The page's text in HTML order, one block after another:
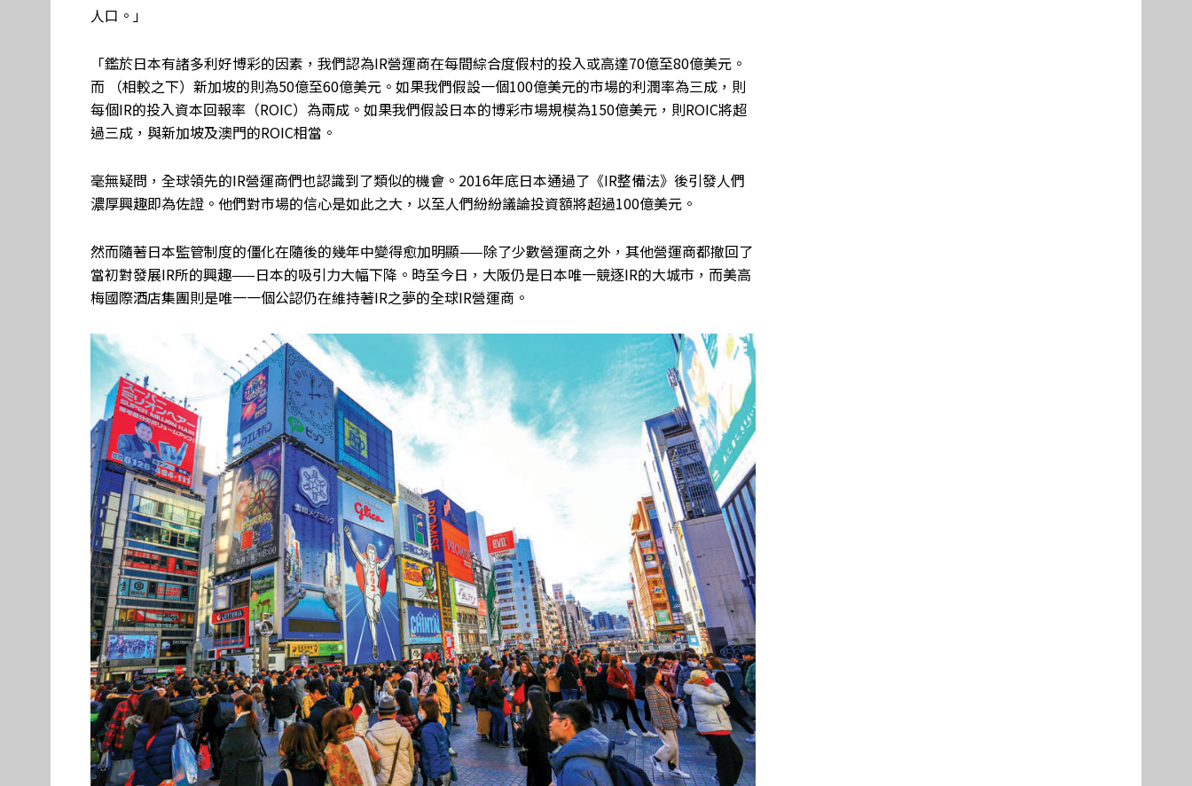
人口。」
「鑑於日本有諸多利好博彩的因素，我們認為IR營運商在每間綜合度假村的投入或高達70億至80億美元。
而 （相較之下）新加坡的則為50億至60億美元。如果我們假設一個100億美元的市場的利潤率為三成，則
每個IR的投入資本回報率（ROIC）為兩成。如果我們假設日本的博彩市場規模為150億美元，則ROIC將超
過三成，與新加坡及澳門的ROIC相當。
毫無疑問，全球領先的IR營運商們也認識到了類似的機會。2016年底日本通過了《IR整備法》後引發人們
濃厚興趣即為佐證。他們對市場的信心是如此之大，以至人們紛紛議論投資額將超過100億美元。
然而隨著日本監管制度的僵化在隨後的幾年中變得愈加明顯——除了少數營運商之外，其他營運商都撤回了
當初對發展IR所的興趣——日本的吸引力大幅下降。時至今日，大阪仍是日本唯一競逐IR的大城市，而美高
梅國際酒店集團則是唯一一個公認仍在維持著IR之夢的全球IR營運商。